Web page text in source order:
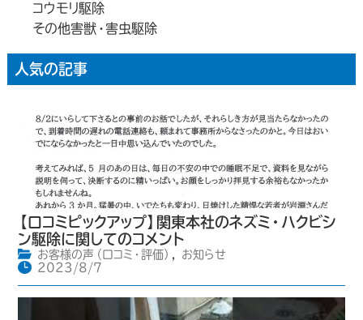
コウモリ駆除
その他害獣・害虫駆除
人気の記事
【口コミピックアップ】関東本社のネズミ・ハクビシ
ン駆除に関してのコメント
お客様の声（口コミ・評価）
お知らせ
2023/8/7